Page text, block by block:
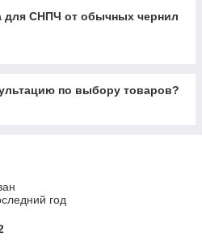
для СНПЧ от обычных чернил
по выбору товаров?
год